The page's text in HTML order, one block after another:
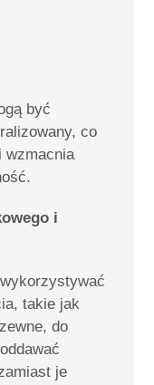
być
co
wzmacnia
i
takie jak
do
je